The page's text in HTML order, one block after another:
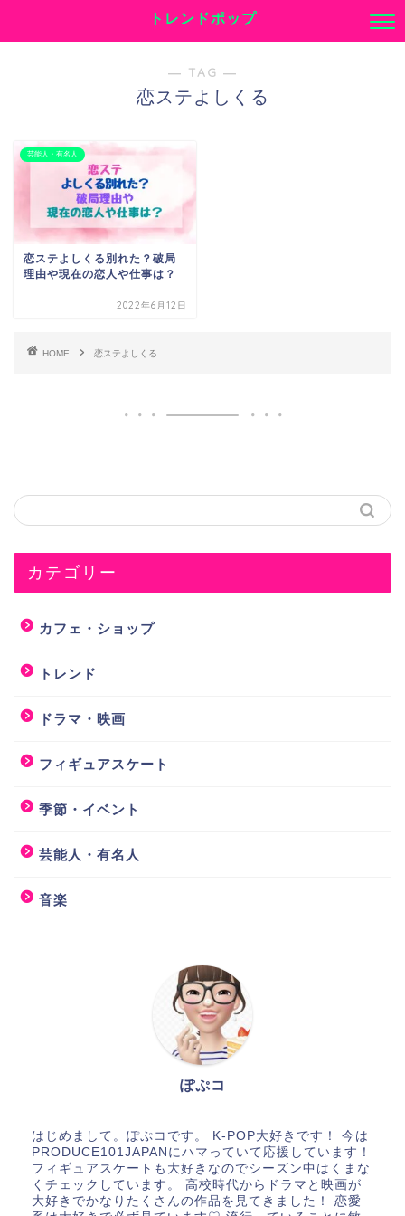
トレンドポップ
― TAG ―
恋ステよしくる
芸能人・有名人
恋ステよしくる別れた？破局
理由や現在の恋人や仕事は？
2022年6月12日
HOME 恋ステよしくる
カテゴリー
カフェ・ショップ
トレンド
ドラマ・映画
フィギュアスケート
季節・イベント
芸能人・有名人
音楽
ぽぷコ
はじめまして。ぽぷコです。 K-POP大好きです！ 今は
PRODUCE101JAPANにハマっていて応援しています！
フィギュアスケートも大好きなのでシーズン中はくまな
くチェックしています。 高校時代からドラマと映画が
大好きでかなりたくさんの作品を見てきました！ 恋愛